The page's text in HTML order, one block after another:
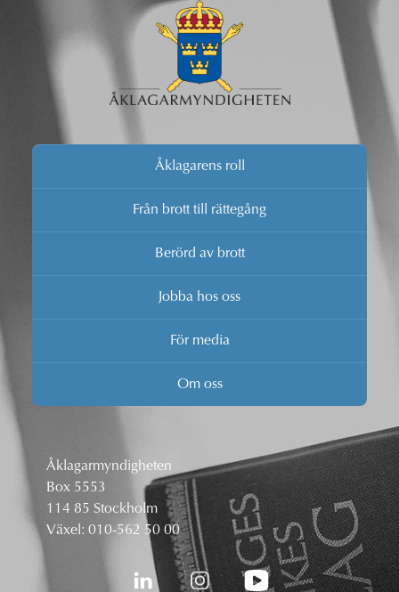
Åklagarens roll
Från brott till rättegång
Berörd av brott
Jobba hos oss
För media
Om oss
Åklagarmyndigheten
Box 5553
114 85 Stockholm
Växel: 010-562 50 00